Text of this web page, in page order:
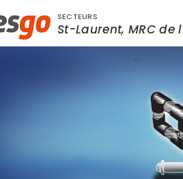
à proximité - Entreprise /
SECTEURS
St-Laurent, MRC de